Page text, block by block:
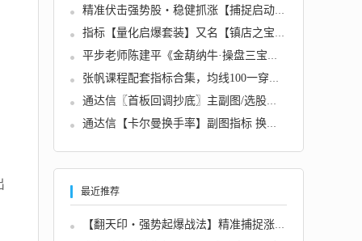
精准伏击强势股・稳健抓涨【捕捉启动】...
指标【量化启爆套装】又名【镇店之宝套装】波...
平步老师陈建平《金葫纳牛·操盘三宝》强基班...
张帆课程配套指标合集，均线100一穿一托金凤还...
通达信〖首板回调抄底〗主副图/选股指标 精准...
通达信【卡尔曼换手率】副图指标 换手精准位置...
最近推荐
【翻天印・强势起爆战法】精准捕捉涨停...